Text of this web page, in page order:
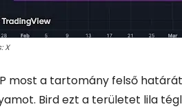
X
most a tartomány felső
Bird ezt a területet lila